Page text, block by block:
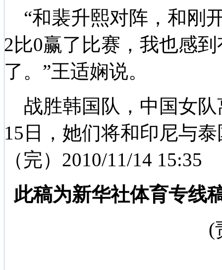
“和裴升熙对阵，和刚
2比0赢了比赛，我也感
了。”王适娴说。
战胜韩国队，中国女队
15日，她们将和印尼与
（完）2010/11/14 15:35
此稿为新华社体育专线
(